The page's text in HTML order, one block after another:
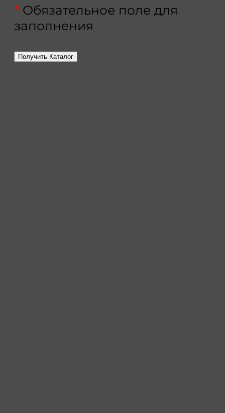
* Обязательное поле для
заполнения